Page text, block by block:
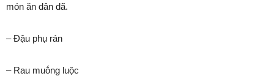
món ăn dȃn dã.
– Đậu phụ rán
– Rau muṓng luộc